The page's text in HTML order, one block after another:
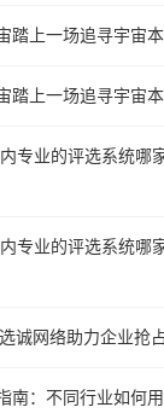
踏上一场追寻宇宙
踏上一场追寻宇宙
专业的评选系统哪
专业的评选系统哪
诚网络助力企业抢
南：不同行业如何